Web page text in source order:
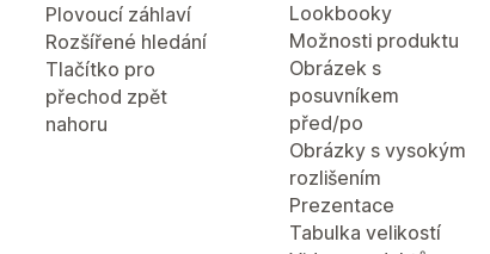
Plovoucí záhlaví
Rozšířené hledání
Tlačítko pro
přechod zpět
nahoru
Lookbooky
Možnosti produktu
Obrázek s
posuvníkem
před/po
Obrázky s vysokým
rozlišením
Prezentace
Tabulka velikostí